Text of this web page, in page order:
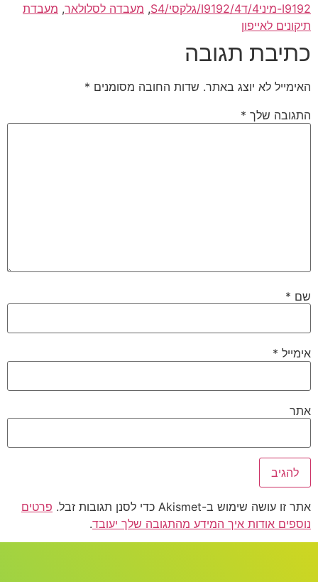
I9192-מיני4/ד4/I9192/גלקסי/S4
, מעבדה לסלולאר, מעבדת
תיקונים לאייפון
כתיבת תגובה
האימייל לא יוצג באתר. שדות החובה מסומנים *
התגובה שלך *
שם *
אימייל *
אתר
אתר זו עושה שימוש ב-Akismet כדי לסנן תגובות זבל.
פרטים
נוספים אודות איך המידע מהתגובה שלך יעובד.